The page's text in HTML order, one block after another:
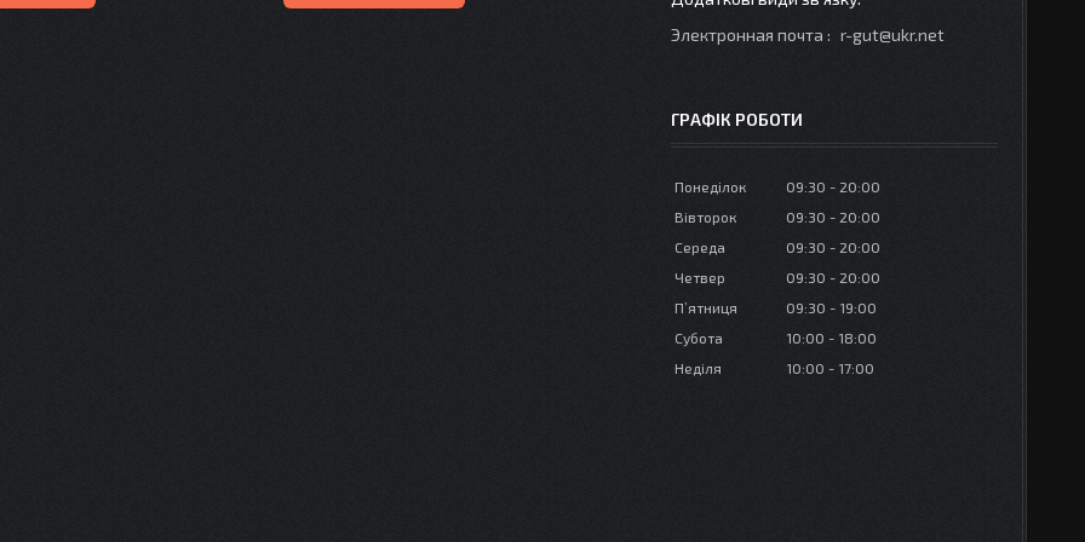
Электронная почта r-gut@ukr.net
ГРАФІК РОБОТИ
Понеділок 09:30
20:00
Вівторок
09:30
20:00
Середа
09:30
20:00
Четвер
09:30
20:00
Пʼятниця
09:30
19:00
Субота
10:00
18:00
Неділя
10:00 17:00